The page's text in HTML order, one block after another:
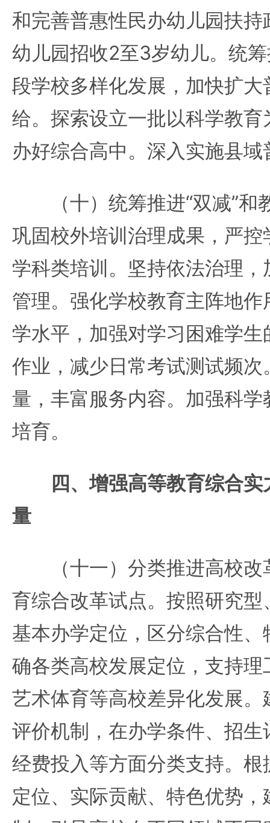
和完善普惠性民办幼儿园扶
幼儿园招收2至3岁幼儿。统
段学校多样化发展，加快扩
给。探索设立一批以科学教
办好综合高中。深入实施县
（十）统筹推进“双减”和
巩固校外培训治理成果，严
学科类培训。坚持依法治理
管理。强化学校教育主阵地
学水平，加强对学习困难学
作业，减少日常考试测试频
量，丰富服务内容。加强科
培育。
四、增强高等教育综合
量
（十一）分类推进高校改
育综合改革试点。按照研究
基本办学定位，区分综合性
确各类高校发展定位，支持
艺术体育等高校差异化发展
评价机制，在办学条件、招
经费投入等方面分类支持。
定位、实际贡献、特色优势